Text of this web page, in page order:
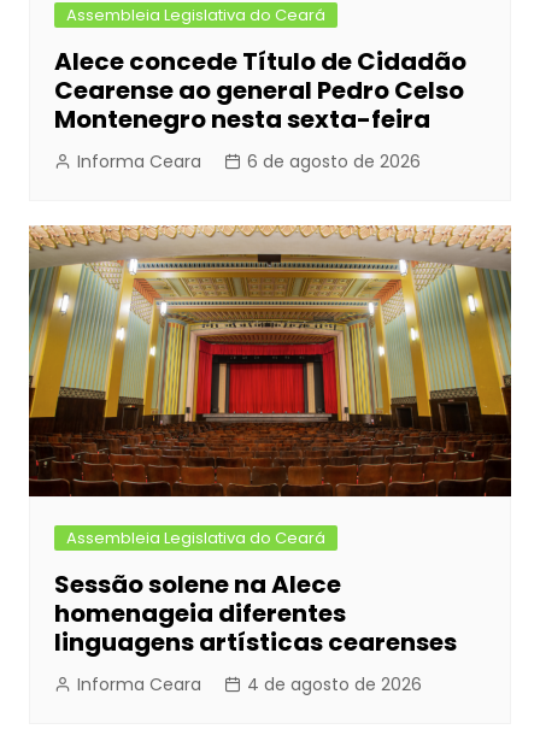
Assembleia Legislativa do Ceará
Alece concede Título de Cidadão
Cearense ao general Pedro Celso
Montenegro nesta sexta-feira
Informa Ceara 6 de agosto de 2026
Assembleia Legislativa do Ceará
Sessão solene na Alece
homenageia diferentes
linguagens artísticas cearenses
Informa Ceara 4 de agosto de 2026